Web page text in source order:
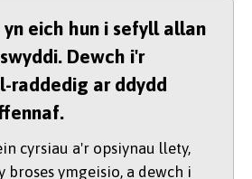
eich hun i sefyll allan
Dewch i'r
raddedig ar ddydd
cyrsiau a'r opsiynau llety,
broses ymgeisio, a dewch i